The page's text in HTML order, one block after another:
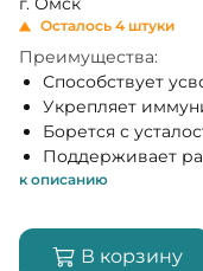
Осталось 4 штуки
Преимущества:
Способствует
Укрепляет
Борется с
Поддерживает
к описанию
В корзину